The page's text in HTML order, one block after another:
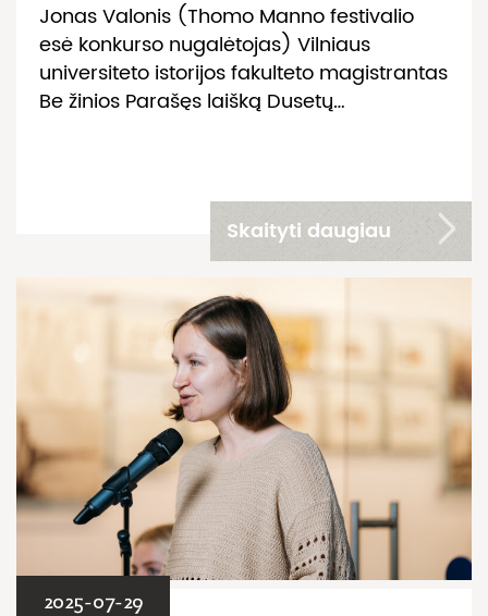
Jonas Valonis (Thomo Manno festivalio
esė konkurso nugalėtojas) Vilniaus
universiteto istorijos fakulteto magistrantas
Be žinios Parašęs laišką Dusetų…
Skaityti daugiau
2025-07-29